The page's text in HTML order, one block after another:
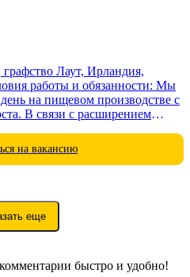
Лаут, Ирландия,
на пищевом производстве с
В связи с расширением
на вакансию
еще
быстро и удобно!